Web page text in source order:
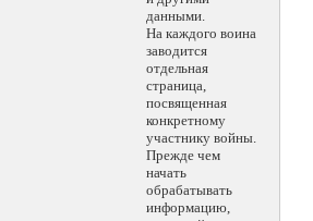
данными.
На каждого воина
заводится
отдельная
страница,
посвященная
конкретному
участнику войны.
Прежде чем
начать
обрабатывать
информацию,